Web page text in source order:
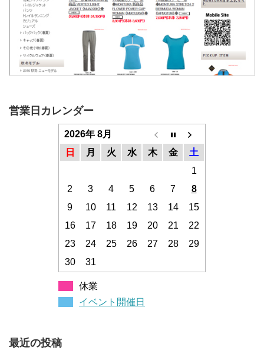
営業日カレンダー
2026年 8月
日
月 火 水 木 金
土
1
2
3 4 5 6 7
8
9
10 11 12 13 14
15
16
17 18 19 20 21
22
23
24 25 26 27 28
29
30
31
休業
イベント開催日
最近の投稿